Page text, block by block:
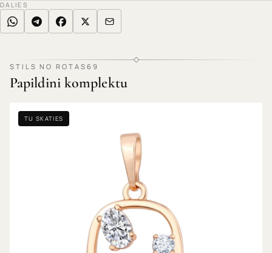
DALIES
STILS NO ROTAS69
Papildini komplektu
TU SKATIES